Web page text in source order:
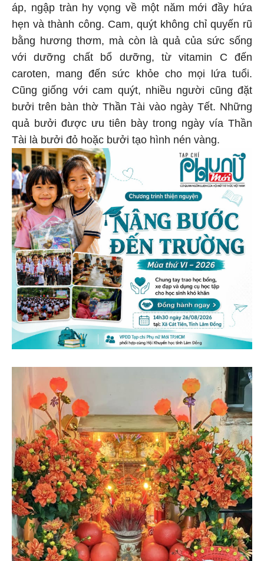
áp, ngập tràn hy vọng về một năm mới đầy hứa
hẹn và thành công. Cam, quýt không chỉ quyến rũ
bằng hương thơm, mà còn là quả của sức sống
với dưỡng chất bổ dưỡng, từ vitamin C đến
caroten, mang đến sức khỏe cho mọi lứa tuổi.
Cũng giống với cam quýt, nhiều người cũng đặt
bưởi trên bàn thờ Thần Tài vào ngày Tết. Những
quả bưởi được ưu tiên bày trong ngày vía Thần
Tài là bưởi đỏ hoặc bưởi tạo hình nén vàng.